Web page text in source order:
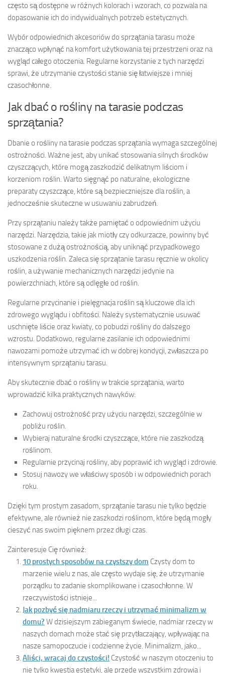
często są dostępne w różnych kolorach i wzorach, co pozwala na
dopasowanie ich do indywidualnych potrzeb estetycznych.
Wybór odpowiednich akcesoriów do sprzątania tarasu może
znacząco wpłynąć na komfort użytkowania tej przestrzeni oraz na
wygląd całego otoczenia. Regularne korzystanie z tych narzędzi
sprawi, że utrzymanie czystości stanie się łatwiejsze i mniej
czasochłonne.
Jak dbać o rośliny na tarasie podczas
sprzątania?
Dbanie o rośliny na tarasie podczas sprzątania wymaga szczególnej
ostrożności. Ważne jest, aby unikać stosowania silnych środków
czyszczących, które mogą zaszkodzić delikatnym liściom i
korzeniom roślin. Warto sięgnąć po naturalne, ekologiczne
preparaty czyszczące, które są bezpieczniejsze dla roślin, a
jednocześnie skuteczne w usuwaniu zabrudzeń.
Przy sprzątaniu należy także pamiętać o odpowiednim użyciu
narzędzi. Narzędzia, takie jak miotły czy odkurzacze, powinny być
stosowane z dużą ostrożnością, aby uniknąć przypadkowego
uszkodzenia roślin. Zaleca się sprzątanie tarasu ręcznie w okolicy
roślin, a używanie mechanicznych narzędzi jedynie na
powierzchniach, które są odlęgłe od roślin.
Regularne przycinanie i pielęgnacja roślin są kluczowe dla ich
zdrowego wyglądu i obfitości. Należy systematycznie usuwać
uschnięte liście oraz kwiaty, co pobudzi rośliny do dalszego
wzrostu. Dodatkowo, regularne zasilanie ich odpowiednimi
nawozami pomoże utrzymać ich w dobrej kondycji, zwłaszcza po
intensywnym sprzątaniu tarasu.
Aby skutecznie dbać o rośliny w trakcie sprzątania, warto
wprowadzić kilka praktycznych nawyków:
Zachowuj ostrożność przy użyciu narzędzi, szczególnie w
pobliżu roślin.
Wybieraj naturalne środki czyszczące, które nie zaszkodzą
roślinom.
Regularnie przycinaj rośliny, aby poprawić ich wygląd i zdrowie.
Stosuj nawozy we właściwy sposób i w odpowiednich porach
roku.
Dzięki tym prostym zasadom, sprzątanie tarasu nie tylko będzie
efektywne, ale również nie zaszkodzi roślinom, które będą mogły
cieszyć nas swoim pięknem przez długi czas.
Zainteresuje Cię również:
10 prostych sposobów na czystszy dom Czysty dom to
marzenie wielu z nas, ale często wydaje się, że utrzymanie
porządku to zadanie skomplikowane i czasochłonne. W
rzeczywistości istnieje...
Jak pozbyć się nadmiaru rzeczy i utrzymać minimalizm w
domu? W dzisiejszym zabieganym świecie, nadmiar rzeczy w
naszych domach może stać się przytłaczający, wpływając na
nasze samopoczucie i codzienne życie. Minimalizm, jako...
Aliści, wracaj do czystości! Czystość w naszym otoczeniu to
nie tylko kwestia estetyki, ale przede wszystkim zdrowia i